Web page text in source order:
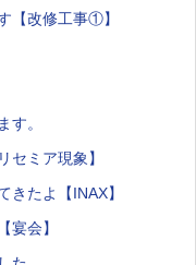
【改修工事①】
す。
セミア現象】
きたよ【INAX】
宴会】